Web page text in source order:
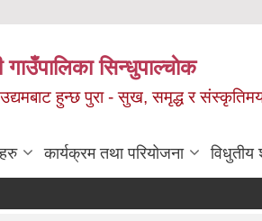
गाउँपालिका सिन्धुपाल्चाेक
हुन्छ पुरा - सुख, समृद्ध र संस्कृतिमय
कार्यक्रम तथा परियोजना